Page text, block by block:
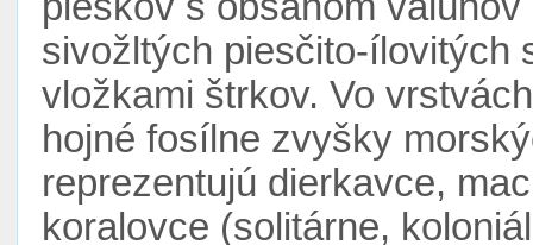
sivožltých piesčito-ílovitých
vložkami štrkov. Vo
hojné fosílne zvyšky
reprezentujú dierkavce,
koralovce (solitárne,